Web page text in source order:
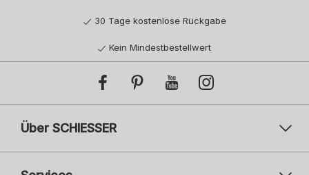
30 Tage kostenlose Rückgabe
Kein Mindestbestellwert
Über SCHIESSER